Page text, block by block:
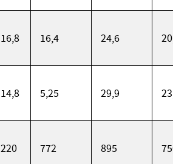
16,8 16,4 24,6
14,8 5,25 29,9
220 772 895